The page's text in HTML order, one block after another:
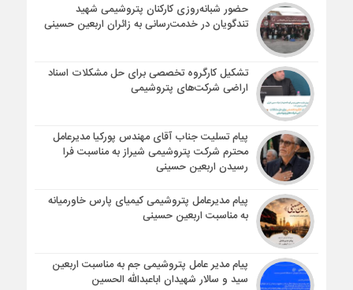
حضور شبانه‌روزی کارکنان پتروشیمی شهید
تندگویان در خدمت‌رسانی به زائران اربعین حسینی
تشکیل کارگروه تخصصی برای حل مشکلات اسناد
اراضی شرکت‌های پتروشیمی
پیام تسلیت جناب آقای مهندس پوركیا مدیرعامل
محترم شركت پتروشیمی شیراز به مناسبت فرا
رسیدن اربعین حسینی
پیام مدیرعامل پتروشیمی کیمیای پارس خاورمیانه
به مناسبت اربعین حسینی
پیام مدیر عامل پتروشیمی جم به مناسبت اربعین
سید و سالار شهیدان اباعبدالله الحسین